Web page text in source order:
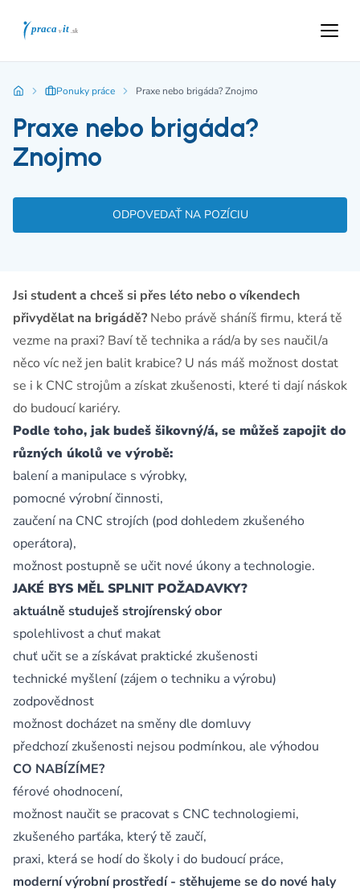
Ponuky práce Praxe nebo brigáda? Znojmo
Praxe nebo brigáda?
Znojmo
ODPOVEDAŤ NA POZÍCIU
Jsi student a chceš si přes léto nebo o víkendech
přivydělat na brigádě? Nebo právě sháníš firmu, která tě
vezme na praxi? Baví tě technika a rád/a by ses naučil/a
něco víc než jen balit krabice? U nás máš možnost dostat
se i k CNC strojům a získat zkušenosti, které ti dají náskok
do budoucí kariéry.
Podle toho, jak budeš šikovný/á, se můžeš zapojit do
různých úkolů ve výrobě:
balení a manipulace s výrobky,
pomocné výrobní činnosti,
zaučení na CNC strojích (pod dohledem zkušeného
operátora),
možnost postupně se učit nové úkony a technologie.
JAKÉ BYS MĚL SPLNIT POŽADAVKY?
aktuálně studuješ strojírenský obor
spolehlivost a chuť makat
chuť učit se a získávat praktické zkušenosti
technické myšlení (zájem o techniku a výrobu)
zodpovědnost
možnost docházet na směny dle domluvy
předchozí zkušenosti nejsou podmínkou, ale výhodou
CO NABÍZÍME?
férové ohodnocení,
možnost naučit se pracovat s CNC technologiemi,
zkušeného parťáka, který tě zaučí,
praxi, která se hodí do školy i do budoucí práce,
moderní výrobní prostředí - stěhujeme se do nové haly